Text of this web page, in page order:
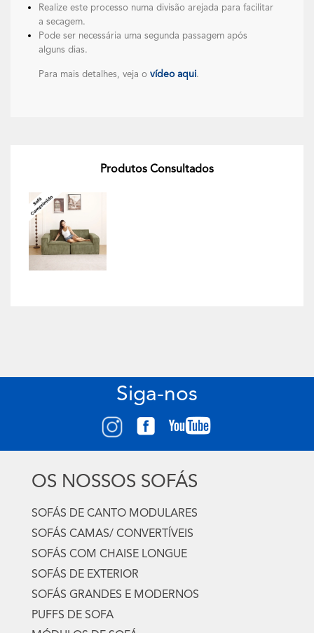
Realize este processo numa divisão arejada para facilitar
a secagem.
Pode ser necessária uma segunda passagem após
alguns dias.
Para mais detalhes, veja o vídeo aqui.
Produtos Consultados
Siga-nos
OS NOSSOS SOFÁS
SOFÁS DE CANTO MODULARES
SOFÁS CAMAS/ CONVERTÍVEIS
SOFÁS COM CHAISE LONGUE
SOFÁS DE EXTERIOR
SOFÁS GRANDES E MODERNOS
PUFFS DE SOFA